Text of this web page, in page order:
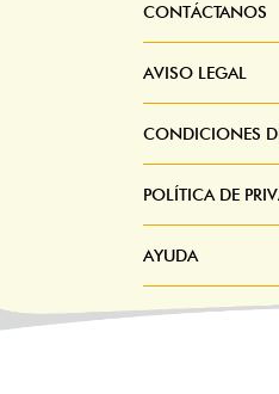
Pie
Menú
CONTÁCTANOS
AVISO LEGAL
CONDICIONES
POLÍTICA DE
AYUDA